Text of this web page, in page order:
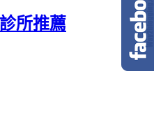
所推薦